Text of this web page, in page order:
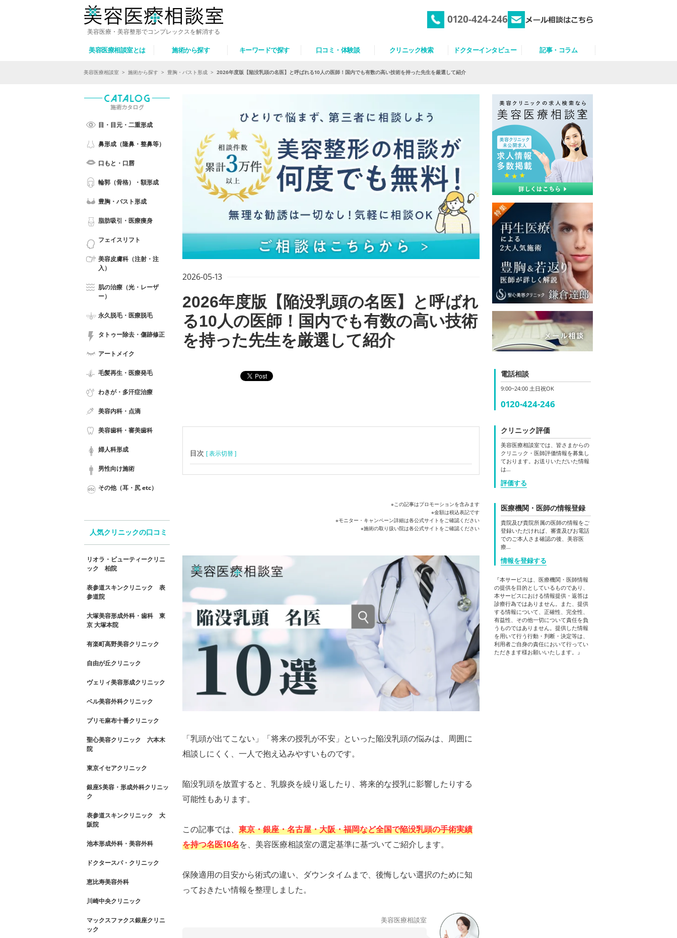
美容医療・美容整形でコンプレックスを解消する
0120-424-246
美容医療相談室とは 施術から探す キーワードで探す 口コミ・体験談 クリニック検索 ドクターインタビュー 記事・コラム
美容医療相談室 > 施術から探す > 豊胸・バスト形成 > 2026年度版【陥没乳頭の名医】と呼ばれる10人の医師！国内でも有数の高い技術を持った先生を厳選して紹介
2026-05-13
2026年度版【陥没乳頭の名医】と呼ばれ
る10人の医師！国内でも有数の高い技術
を持った先生を厳選して紹介
目次 [ 表示切替 ]
※この記事はプロモーションを含みます
※金額は税込表記です
※モニター・キャンペーン詳細は各公式サイトをご確認ください
「乳頭が出てこない」「将来の授乳が不安」といった陥没乳頭の悩みは、周囲に
相談しにくく、一人で抱え込みやすいものです。
陥没乳頭を放置すると、乳腺炎を繰り返したり、将来的な授乳に影響したりする
可能性もあります。
この記事では、 東京・銀座・名古屋・大阪・福岡など全国で陥没乳頭の手術実績
を持つ名医10名
保険適用の目安から術式の違い、ダウンタイムまで、後悔しない選択のために知
っておきたい情報を整理しました。
美容医療相談室
目・目元・二重形成
鼻形成（隆鼻・整鼻等）
口もと・口唇
輪郭（骨格）・額形成
豊胸・バスト形成
脂肪吸引・医療痩身
フェイスリフト
美容皮膚科（注射・注
入）
肌の治療（光・レーザ
ー）
永久脱毛・医療脱毛
タトゥー除去・傷跡修正
アートメイク
毛髪再生・医療発毛
わきが・多汗症治療
美容内科・点滴
美容歯科・審美歯科
婦人科形成
男性向け施術
その他（耳・尻 etc）
人気クリニックの口コミ
リオラ・ビューティークリニ
ック 柏院
表参道スキンクリニック 表
参道院
大塚美容形成外科・歯科 東
京 大塚本院
有楽町高野美容クリニック
自由が丘クリニック
ヴェリィ美容形成クリニック
ベル美容外科クリニック
プリモ麻布十番クリニック
聖心美容クリニック 六本木
院
東京イセアクリニック
銀座S美容・形成外科クリニッ
ク
表参道スキンクリニック 大
阪院
池本形成外科・美容外科
ドクタースパ・クリニック
恵比寿美容外科
川崎中央クリニック
マックスファクス銀座クリニ
ック
電話相談
9:00~24:00 土日祝OK
0120-424-246
クリニック評価
美容医療相談室では、皆さまからの
クリニック・医師評価情報を募集し
ております。お送りいただいた情報
は…
評価する
医療機関・医師の情報登録
貴院及び貴院所属の医師の情報をご
登録いただければ、審査及びお電話
でのご本人さま確認の後、美容医
療…
情報を登録する
『本サービスは、医療機関・医師情報
の提供を目的としているものであり、
本サービスにおける情報提供・返答は
診療行為ではありません。また、提供
する情報について、正確性、完全性、
有益性、その他一切について責任を負
うものではありません。提供した情報
を用いて行う行動・判断・決定等は、
利用者ご自身の責任において行ってい
ただきます様お願いいたします。』